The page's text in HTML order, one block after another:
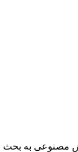
مصنوعی به بحث